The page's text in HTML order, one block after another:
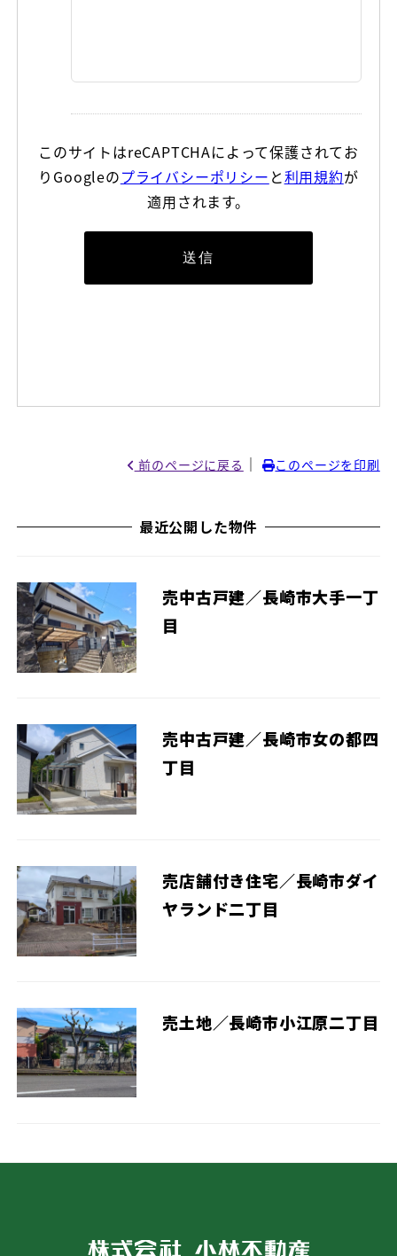
このサイトはreCAPTCHAによって保護されてお
りGoogleのプライバシーポリシー と利用規約が
適用されます。
前のページに戻る ｜ このページを印刷
最近公開した物件
売中古戸建／長崎市大手一丁
目
売中古戸建／長崎市女の都四
丁目
売店舗付き住宅／長崎市ダイ
ヤランド二丁目
売土地／長崎市小江原二丁目